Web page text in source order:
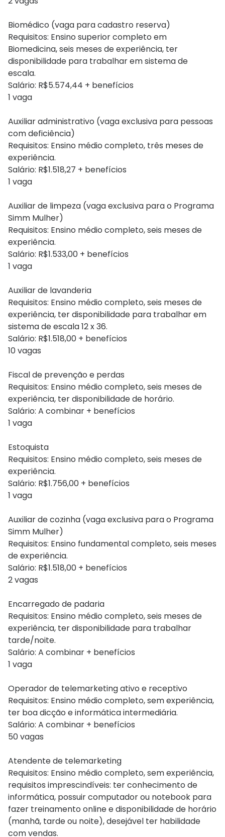
Biomédico (vaga para cadastro reserva)
Requisitos: Ensino superior completo em
Biomedicina, seis meses de experiência, ter
disponibilidade para trabalhar em sistema de
escala.
Salário: R$5.574,44 + benefícios
1 vaga
Auxiliar administrativo (vaga exclusiva para pessoas
com deficiência)
Requisitos: Ensino médio completo, três meses de
experiência.
Salário: R$1.518,27 + benefícios
1 vaga
Auxiliar de limpeza (vaga exclusiva para o Programa
Simm Mulher)
Requisitos: Ensino médio completo, seis meses de
experiência.
Salário: R$1.533,00 + benefícios
1 vaga
Auxiliar de lavanderia
Requisitos: Ensino médio completo, seis meses de
experiência, ter disponibilidade para trabalhar em
sistema de escala 12 x 36.
Salário: R$1.518,00 + benefícios
10 vagas
Fiscal de prevenção e perdas
Requisitos: Ensino médio completo, seis meses de
experiência, ter disponibilidade de horário.
Salário: A combinar + benefícios
1 vaga
Estoquista
Requisitos: Ensino médio completo, seis meses de
experiência.
Salário: R$1.756,00 + benefícios
1 vaga
Auxiliar de cozinha (vaga exclusiva para o Programa
Simm Mulher)
Requisitos: Ensino fundamental completo, seis meses
de experiência.
Salário: R$1.518,00 + benefícios
2 vagas
Encarregado de padaria
Requisitos: Ensino médio completo, seis meses de
experiência, ter disponibilidade para trabalhar
tarde/noite.
Salário: A combinar + benefícios
1 vaga
Operador de telemarketing ativo e receptivo
Requisitos: Ensino médio completo, sem experiência,
ter boa dicção e informática intermediária.
Salário: A combinar + benefícios
50 vagas
Atendente de telemarketing
Requisitos: Ensino médio completo, sem experiência,
requisitos imprescindíveis: ter conhecimento de
informática, possuir computador ou notebook para
fazer treinamento online e disponibilidade de horário
(manhã, tarde ou noite), desejável ter habilidade
com vendas.